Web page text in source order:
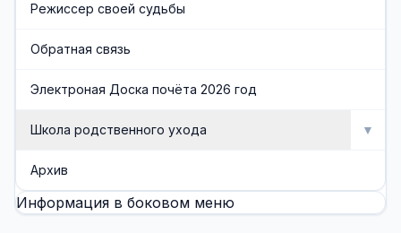
Режиссер своей судьбы
Обратная связь
Электроная Доска почёта 2026 год
Школа родственного ухода ▼
Школа родственного ухода
Занятия
Архив
Информация в боковом меню